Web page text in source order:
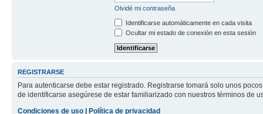
Olvidé mi contraseña
Identificarse automáticamente en cada visita
Ocultar mi estado de conexión en esta sesión
REGISTRARSE
Para autenticarse debe estar registrado. Registrarse tomará solo unos
de identificarse asegúrese de estar familiarizado con nuestros términos de
Condiciones de uso
Política de privacidad